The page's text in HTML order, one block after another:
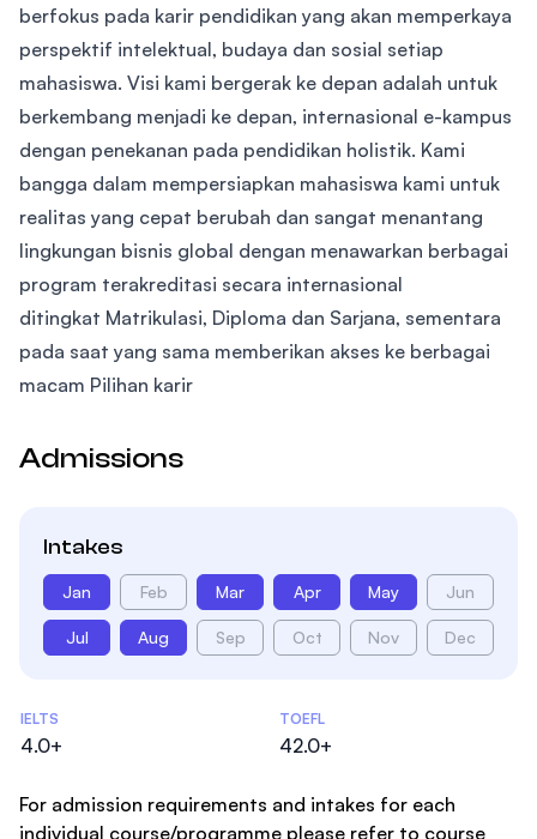
berfokus pada karir pendidikan yang akan memperkaya
perspektif intelektual, budaya dan sosial setiap
mahasiswa. Visi kami bergerak ke depan adalah untuk
berkembang menjadi ke depan, internasional e-kampus
dengan penekanan pada pendidikan holistik. Kami
bangga dalam mempersiapkan mahasiswa kami untuk
realitas yang cepat berubah dan sangat menantang
lingkungan bisnis global dengan menawarkan berbagai
program terakreditasi secara internasional
ditingkat Matrikulasi, Diploma dan Sarjana, sementara
pada saat yang sama memberikan akses ke berbagai
macam Pilihan karir
Admissions
Intakes
Jan Feb Mar Apr May Jun
Jul Aug Sep Oct Nov Dec
Admissions Statistics
IELTS
4.0+
TOEFL
42.0+
For admission requirements and intakes for each
individual course/programme please refer to course